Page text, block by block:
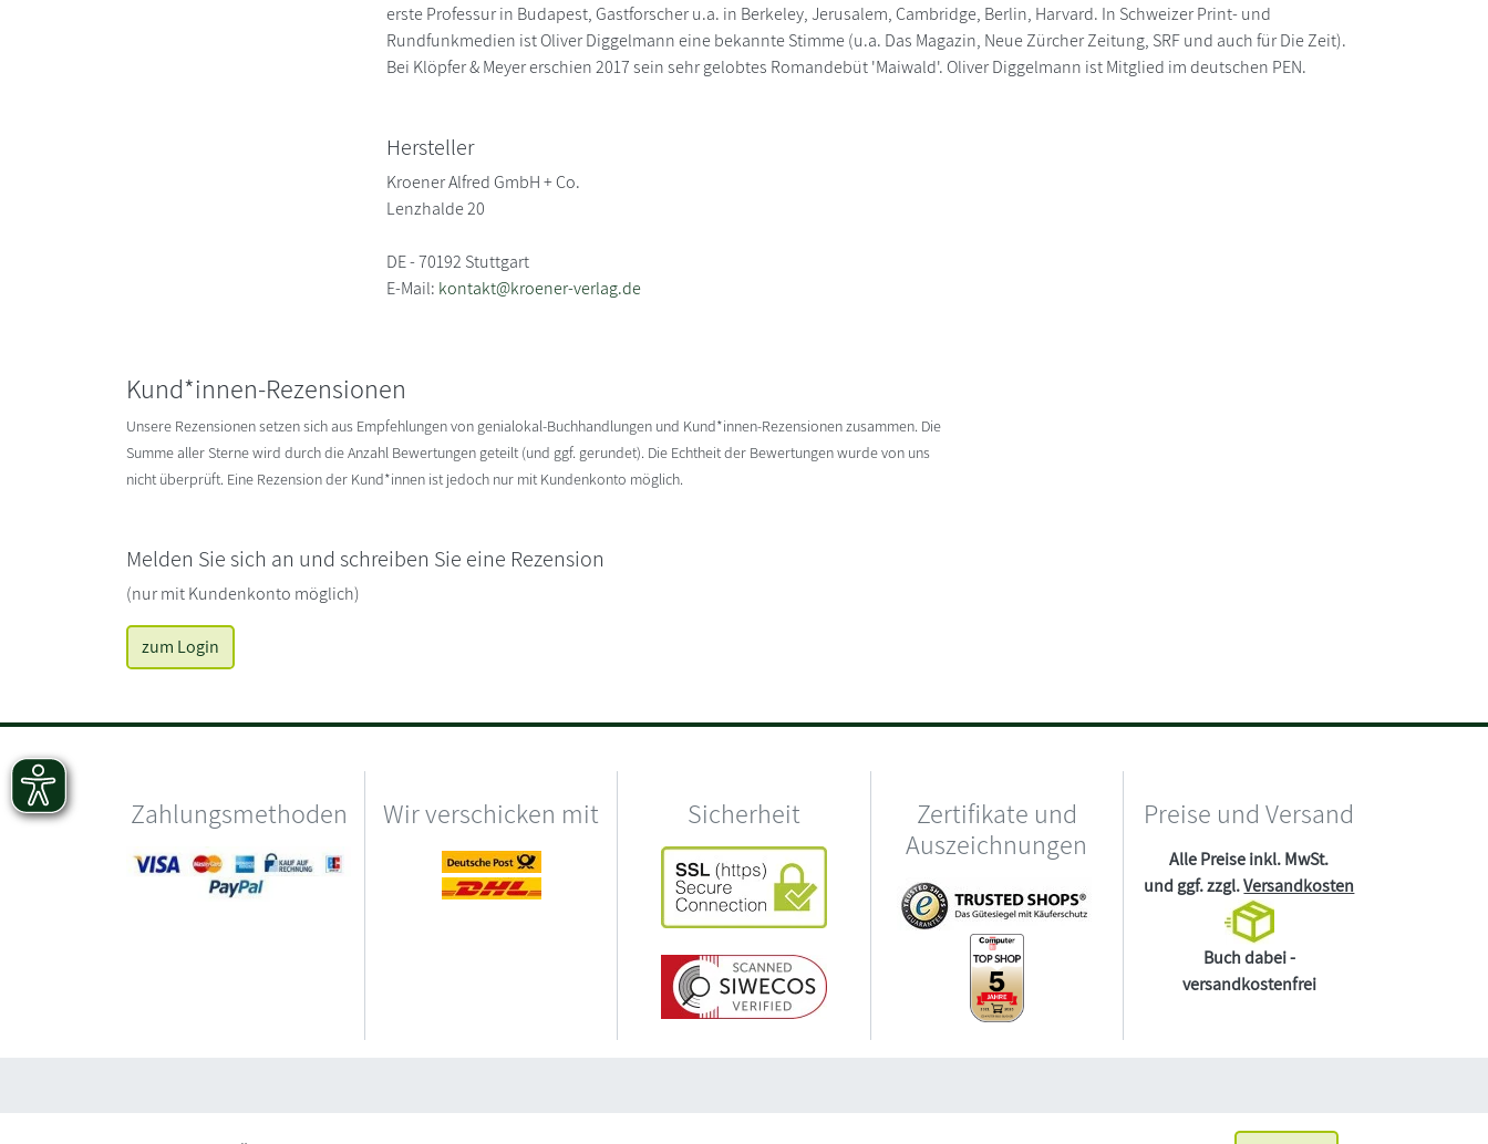
erste Professur in Budapest, Gastforscher u.a. in Berkeley, Jerusalem, Cambridge, Berlin, Harvard. In Schweizer Print- und
Rundfunkmedien ist Oliver Diggelmann eine bekannte Stimme (u.a. Das Magazin, Neue Zürcher Zeitung, SRF und auch für Die Zeit).
Bei Klöpfer & Meyer erschien 2017 sein sehr gelobtes Romandebüt 'Maiwald'. Oliver Diggelmann ist Mitglied im deutschen PEN.
Hersteller
Kroener Alfred GmbH + Co.
Lenzhalde 20
DE - 70192 Stuttgart
E-Mail: kontakt@kroener-verlag.de
Kund*innen-Rezensionen
Unsere Rezensionen setzen sich aus Empfehlungen von genialokal-Buchhandlungen und Kund*innen-Rezensionen zusammen. Die
Summe aller Sterne wird durch die Anzahl Bewertungen geteilt (und ggf. gerundet). Die Echtheit der Bewertungen wurde von uns
nicht überprüft. Eine Rezension der Kund*innen ist jedoch nur mit Kundenkonto möglich.
Melden Sie sich an und schreiben Sie eine Rezension
(nur mit Kundenkonto möglich)
zum Login
Zahlungsmethoden Wir verschicken mit Sicherheit
Zertifikate und
Auszeichnungen
Preise und Versand
Alle Preise inkl. MwSt.
und ggf. zzgl.Versandkosten
Buch dabei -
versandkostenfrei